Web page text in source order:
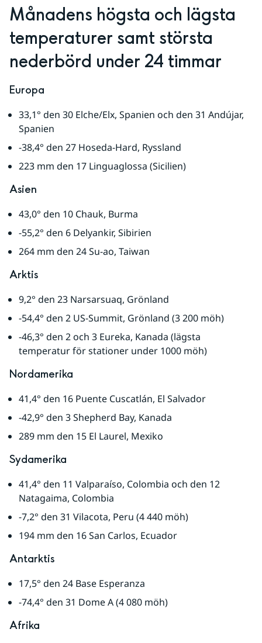
Månadens högsta och lägsta
temperaturer samt största
nederbörd under 24 timmar
Europa
33,1° den 30 Elche/Elx, Spanien och den 31 Andújar,
Spanien
-38,4° den 27 Hoseda-Hard, Ryssland
223 mm den 17 Linguaglossa (Sicilien)
Asien
43,0° den 10 Chauk, Burma
-55,2° den 6 Delyankir, Sibirien
264 mm den 24 Su-ao, Taiwan
Arktis
9,2° den 23 Narsarsuaq, Grönland
-54,4° den 2 US-Summit, Grönland (3 200 möh)
-46,3° den 2 och 3 Eureka, Kanada (lägsta
temperatur för stationer under 1000 möh)
Nordamerika
41,4° den 16 Puente Cuscatlán, El Salvador
-42,9° den 3 Shepherd Bay, Kanada
289 mm den 15 El Laurel, Mexiko
Sydamerika
41,4° den 11 Valparaíso, Colombia och den 12
Natagaima, Colombia
-7,2° den 31 Vilacota, Peru (4 440 möh)
194 mm den 16 San Carlos, Ecuador
Antarktis
17,5° den 24 Base Esperanza
-74,4° den 31 Dome A (4 080 möh)
Afrika